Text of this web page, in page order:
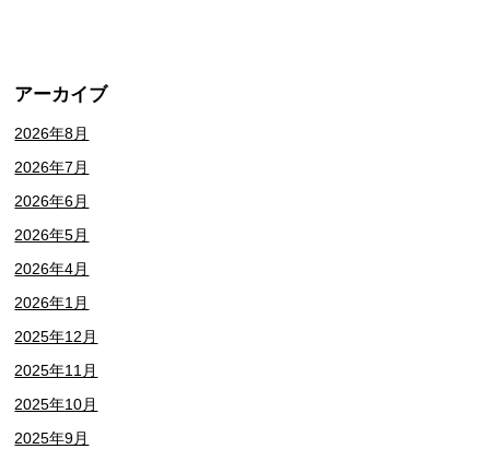
アーカイブ
2026年8月
2026年7月
2026年6月
2026年5月
2026年4月
2026年1月
2025年12月
2025年11月
2025年10月
2025年9月